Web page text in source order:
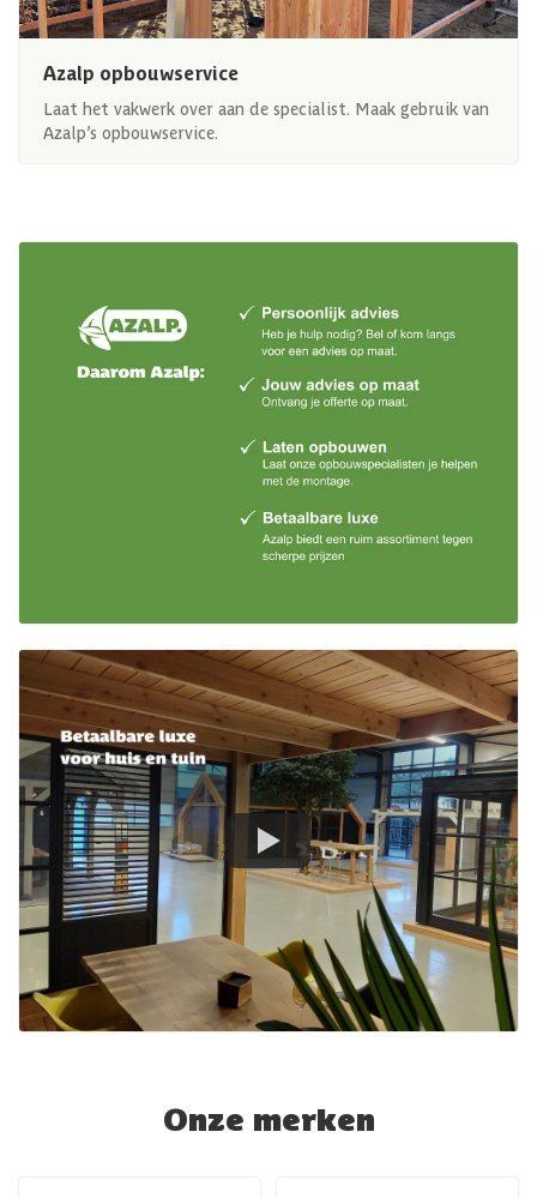
Azalp opbouwservice
Laat het vakwerk over aan de specialist. Maak gebruik van
Azalp’s opbouwservice.
Onze merken